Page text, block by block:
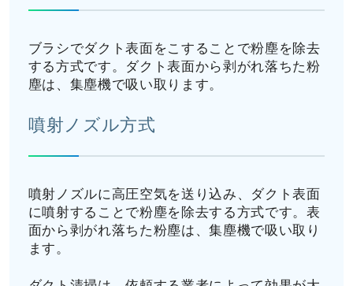
ブラシでダクト表面をこすることで粉塵を除去
する方式です。ダクト表面から剥がれ落ちた粉
塵は、集塵機で吸い取ります。
噴射ノズル方式
噴射ノズルに高圧空気を送り込み、ダクト表面
に噴射することで粉塵を除去する方式です。表
面から剥がれ落ちた粉塵は、集塵機で吸い取り
ます。